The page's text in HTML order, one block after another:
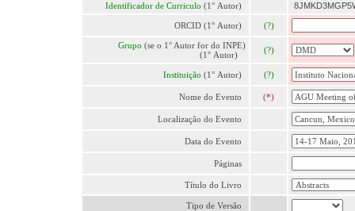
Identificador de Curriculo (1° Autor)
ORCID (1° Autor) (?)
Grupo (se o 1° Autor for do INPE)
(1° Autor)
(?)
Instituição (1° Autor) (?)
Nome do Evento (*)
Localização do Evento
Data do Evento
Páginas
Título do Livro
Tipo de Versão